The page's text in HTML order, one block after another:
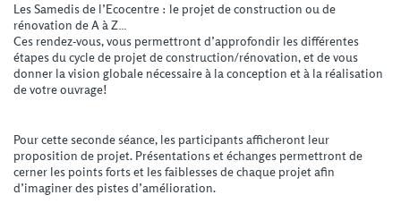
Les Samedis de l’Ecocentre : le projet de construction ou de
rénovation de A à Z…
Ces rendez-vous, vous permettront d’approfondir les différentes
étapes du cycle de projet de construction/rénovation, et de vous
donner la vision globale nécessaire à la conception et à la réalisation
de votre ouvrage!
Pour cette seconde séance, les participants afficheront leur
proposition de projet. Présentations et échanges permettront de
cerner les points forts et les faiblesses de chaque projet afin
d’imaginer des pistes d’amélioration.